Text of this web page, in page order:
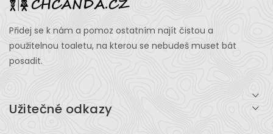
Přidej se k nám a pomoz ostatním najít čistou a
použitelnou toaletu, na kterou se nebudeš muset bát
posadit.
Užitečné odkazy